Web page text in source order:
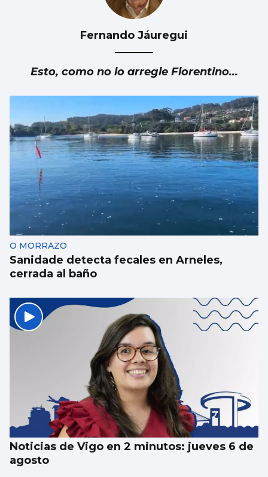
La planta de chips fotónicos Sparc moviliza
110 millones
Fernando Jáuregui
Esto, como no lo arregle Florentino...
O MORRAZO
Sanidade detecta fecales en Arneles,
cerrada al baño
Noticias de Vigo en 2 minutos: jueves 6 de
agosto